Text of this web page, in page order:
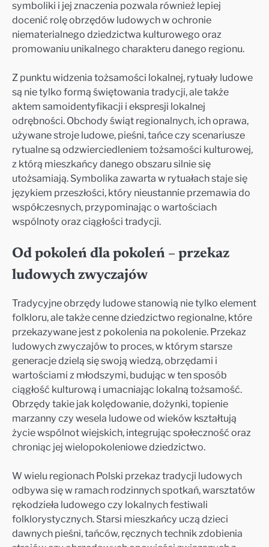
symboliki i jej znaczenia pozwala również lepiej
docenić rolę obrzędów ludowych w ochronie
niematerialnego dziedzictwa kulturowego oraz
promowaniu unikalnego charakteru danego regionu.
Z punktu widzenia tożsamości lokalnej, rytuały ludowe
są nie tylko formą świętowania tradycji, ale także
aktem samoidentyfikacji i ekspresji lokalnej
odrębności. Obchody świąt regionalnych, ich oprawa,
używane stroje ludowe, pieśni, tańce czy scenariusze
rytualne są odzwierciedleniem tożsamości kulturowej,
z którą mieszkańcy danego obszaru silnie się
utożsamiają. Symbolika zawarta w rytuałach staje się
językiem przeszłości, który nieustannie przemawia do
współczesnych, przypominając o wartościach
wspólnoty oraz ciągłości tradycji.
Od pokoleń dla pokoleń – przekaz
ludowych zwyczajów
Tradycyjne obrzędy ludowe stanowią nie tylko element
folkloru, ale także cenne dziedzictwo regionalne, które
przekazywane jest z pokolenia na pokolenie. Przekaz
ludowych zwyczajów to proces, w którym starsze
generacje dzielą się swoją wiedzą, obrzędami i
wartościami z młodszymi, budując w ten sposób
ciągłość kulturową i umacniając lokalną tożsamość.
Obrzędy takie jak kolędowanie, dożynki, topienie
marzanny czy wesela ludowe od wieków kształtują
życie wspólnot wiejskich, integrując społeczność oraz
chroniąc jej wielopokoleniowe dziedzictwo.
W wielu regionach Polski przekaz tradycji ludowych
odbywa się w ramach rodzinnych spotkań, warsztatów
rękodzieła ludowego czy lokalnych festiwali
folklorystycznych. Starsi mieszkańcy uczą dzieci
dawnych pieśni, tańców, ręcznych technik zdobienia